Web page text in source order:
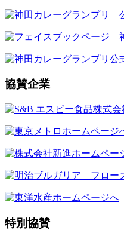
協賛企業
特別協賛